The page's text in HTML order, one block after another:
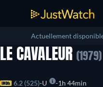
Actuellement
LE CAVALEUR (1979)
6.2 (525) U 1h 44min